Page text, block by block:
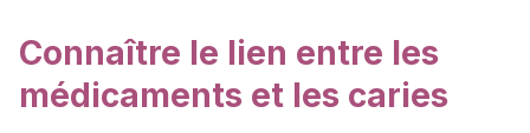
Connaître le lien entre les
médicaments et les caries